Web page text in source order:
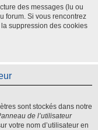
des messages (lu ou
forum. Si vous rencontrez
suppression des cookies
sont stockés dans notre
de l’utilisateur
votre nom d’utilisateur en